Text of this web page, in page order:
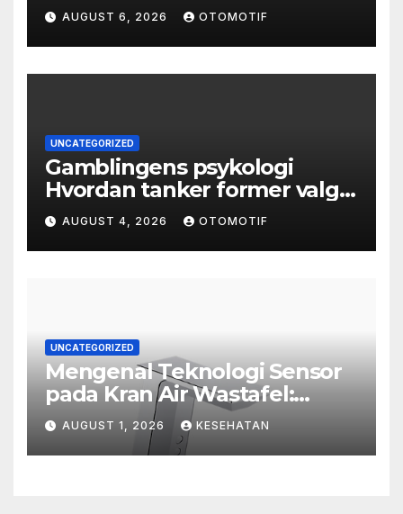
AUGUST 6, 2026 OTOMOTIF
UNCATEGORIZED
Gamblingens psykologi
Hvordan tanker former valg
og atferd
AUGUST 4, 2026 OTOMOTIF
UNCATEGORIZED
Mengenal Teknologi Sensor
pada Kran Air Wastafel:
Mewah, Cerdas, dan Higienis
AUGUST 1, 2026 KESEHATAN